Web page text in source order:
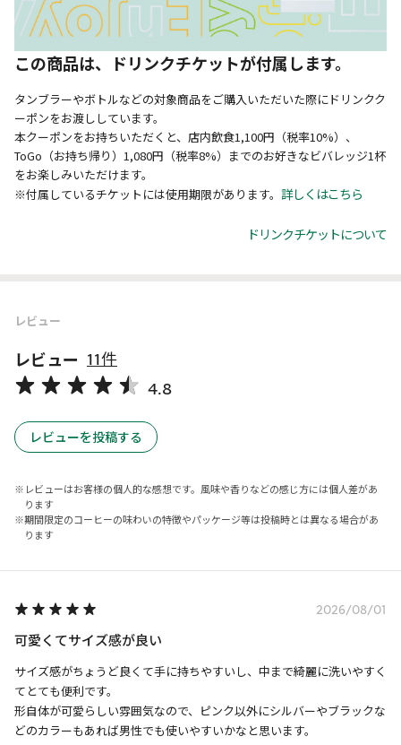
この商品は、ドリンクチケットが付属します。
タンブラーやボトルなどの対象商品をご購入いただいた際にドリンクク
ーポンをお渡ししています。
本クーポンをお持ちいただくと、店内飲食1,100円（税率10%）、
ToGo（お持ち帰り）1,080円（税率8%）までのお好きなビバレッジ1杯
をお楽しみいただけます。
※付属しているチケットには使用期限があります。 詳しくはこちら
ドリンクチケットについて
レビュー
レビュー 11件
4.8
レビューを投稿する
レビューはお客様の個人的な感想です。風味や香りなどの感じ方には個人差があ
ります
期間限定のコーヒーの味わいの特徴やパッケージ等は投稿時とは異なる場合があ
ります
2026/08/01
可愛くてサイズ感が良い
サイズ感がちょうど良くて手に持ちやすいし、中まで綺麗に洗いやすく
てとても便利です。
形自体が可愛らしい雰囲気なので、ピンク以外にシルバーやブラックな
どのカラーもあれば男性でも使いやすいかなと思います。